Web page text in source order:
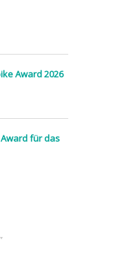
Award 2026
für das